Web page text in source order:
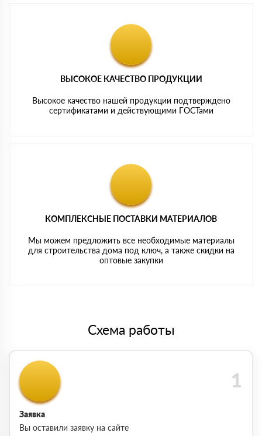
ВЫСОКОЕ КАЧЕСТВО ПРОДУКЦИИ
Высокое качество нашей продукции подтверждено
сертификатами и действующими ГОСТами
КОМПЛЕКСНЫЕ ПОСТАВКИ МАТЕРИАЛОВ
Мы можем предложить все необходимые материалы
для строительства дома под ключ, а также скидки на
оптовые закупки
Схема работы
Заявка
Вы оставили заявку на сайте